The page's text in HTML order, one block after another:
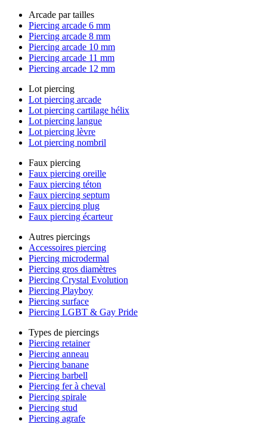
Arcade par tailles
Piercing arcade 6 mm
Piercing arcade 8 mm
Piercing arcade 10 mm
Piercing arcade 11 mm
Piercing arcade 12 mm
Lot piercing
Lot piercing arcade
Lot piercing cartilage hélix
Lot piercing langue
Lot piercing lèvre
Lot piercing nombril
Faux piercing
Faux piercing oreille
Faux piercing téton
Faux piercing septum
Faux piercing plug
Faux piercing écarteur
Autres piercings
Accessoires piercing
Piercing microdermal
Piercing gros diamètres
Piercing Crystal Evolution
Piercing Playboy
Piercing surface
Piercing LGBT & Gay Pride
Types de piercings
Piercing retainer
Piercing anneau
Piercing banane
Piercing barbell
Piercing fer à cheval
Piercing spirale
Piercing stud
Piercing agrafe